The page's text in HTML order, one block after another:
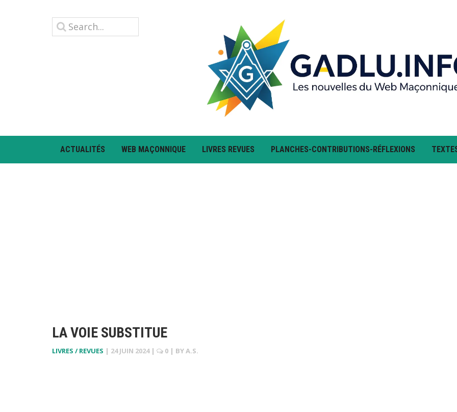
ACTUALITÉS WEB MAÇONNIQUE LIVRES REVUES PLANCHES-CONTRIBUTIONS-RÉFLEXIONS
LA VOIE SUBSTITUE
LIVRES / REVUES | 24 JUIN 2024 | 0 | BYA.S.